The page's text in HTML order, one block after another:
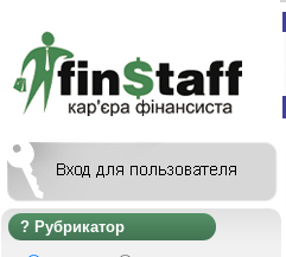
Рубрикатор